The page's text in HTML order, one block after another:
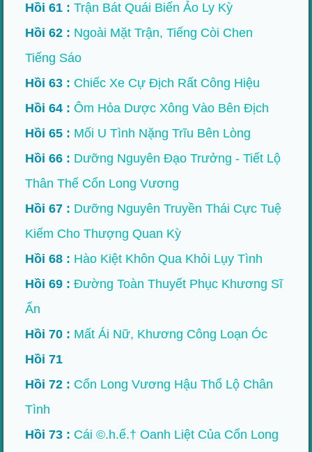
Hồi 61 : Trận Bát Quái Biến Ảo Ly Kỳ
Hồi 62 : Ngoài Mặt Trận, Tiếng Còi Chen
Tiếng Sáo
Hồi 63 : Chiếc Xe Cự Địch Rất Công Hiệu
Hồi 64 : Ôm Hỏa Dược Xông Vào Bên Địch
Hồi 65 : Mối U Tình Nặng Trĩu Bên Lòng
Hồi 66 : Dưỡng Nguyên Đạo Trưởng - Tiết Lộ
Thân Thế Cổn Long Vương
Hồi 67 : Dưỡng Nguyên Truyền Thái Cực Tuệ
Kiếm Cho Thượng Quan Kỳ
Hồi 68 : Hào Kiệt Khôn Qua Khỏi Lụy Tình
Hồi 69 : Đường Toàn Thuyết Phục Khương Sĩ
Ẩn
Hồi 70 : Mất Ái Nữ, Khương Công Loạn Óc
Hồi 71
Hồi 72 : Cổn Long Vương Hậu Thổ Lộ Chân
Tình
Hồi 73 : Cái ©.h.ế.† Oanh Liệt Của Cổn Long